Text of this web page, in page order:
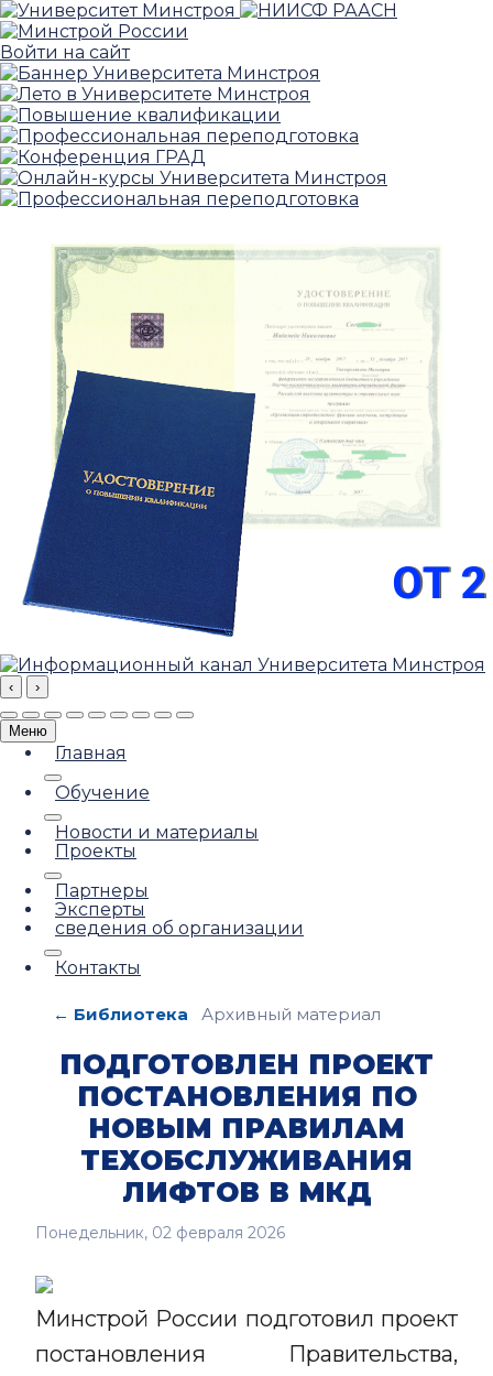
Войти на сайт
‹ ›
Меню
Главная
Обучение
Новости и материалы
Проекты
Партнеры
Эксперты
сведения об организации
Контакты
← Библиотека Архивный материал
ПОДГОТОВЛЕН ПРОЕКТ
ПОСТАНОВЛЕНИЯ ПО
НОВЫМ ПРАВИЛАМ
ТЕХОБСЛУЖИВАНИЯ
ЛИФТОВ В МКД
Понедельник, 02 февраля 2026
Минстрой России подготовил проект
постановления Правительства,